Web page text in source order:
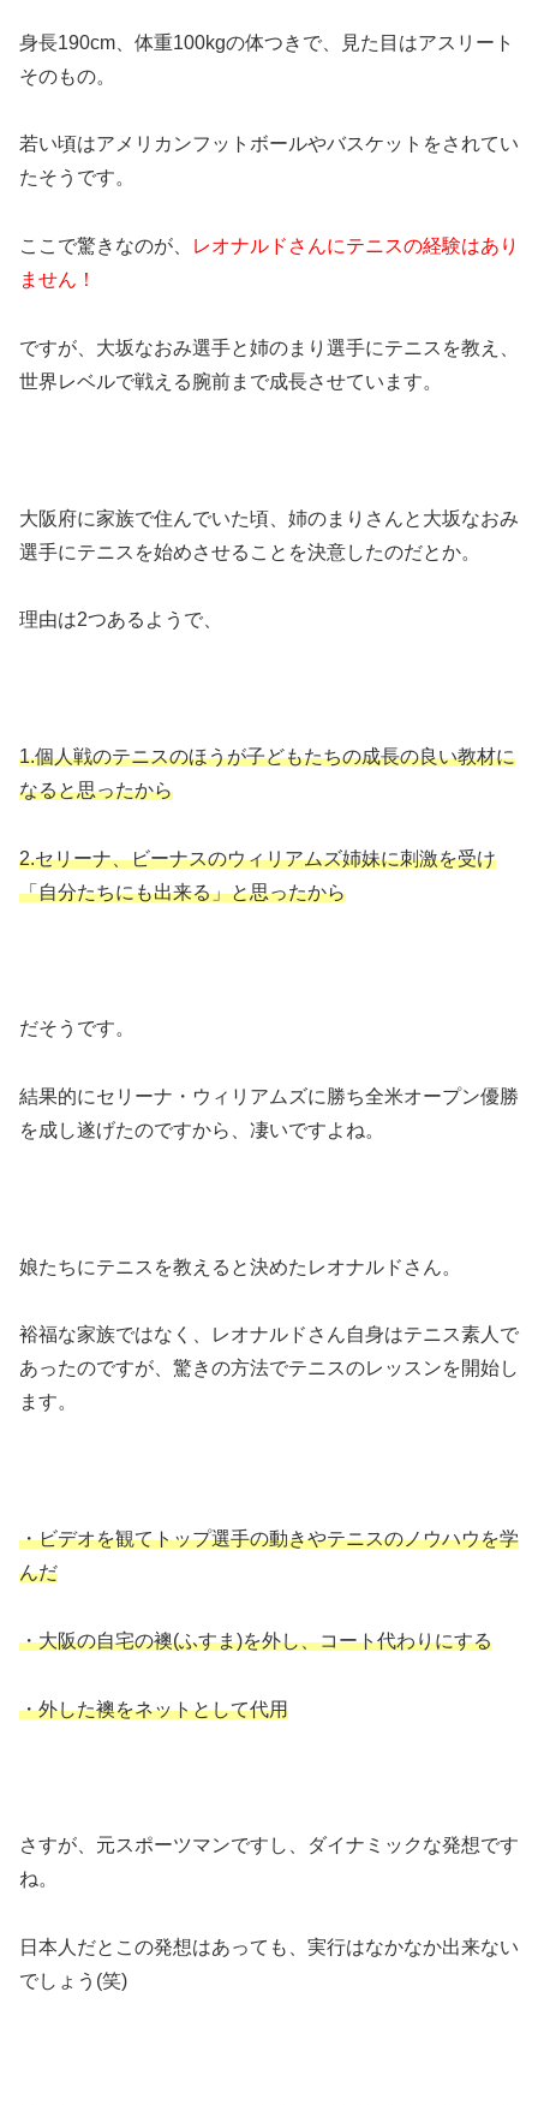
身長190cm、体重100kgの体つきで、見た目はアスリート
そのもの。
若い頃はアメリカンフットボールやバスケットをされてい
たそうです。
ここで驚きなのが、
レオナルドさんにテニスの経験はあり
ません！
ですが、大坂なおみ選手と姉のまり選手にテニスを教え、
世界レベルで戦える腕前まで成長させています。
大阪府に家族で住んでいた頃、姉のまりさんと大坂なおみ
選手にテニスを始めさせることを決意したのだとか。
理由は2つあるようで、
1.個人戦のテニスのほうが子どもたちの成長の良い教材に
なると思ったから
2.セリーナ、ビーナスのウィリアムズ姉妹に刺激を受け
「自分たちにも出来る」と思ったから
だそうです。
結果的にセリーナ・ウィリアムズに勝ち全米オープン優勝
を成し遂げたのですから、凄いですよね。
娘たちにテニスを教えると決めたレオナルドさん。
裕福な家族ではなく、レオナルドさん自身はテニス素人で
あったのですが、驚きの方法でテニスのレッスンを開始し
ます。
・ビデオを観てトップ選手の動きやテニスのノウハウを学
んだ
・大阪の自宅の襖(ふすま)を外し、コート代わりにする
・外した襖をネットとして代用
さすが、元スポーツマンですし、ダイナミックな発想です
ね。
日本人だとこの発想はあっても、実行はなかなか出来ない
でしょう(笑)